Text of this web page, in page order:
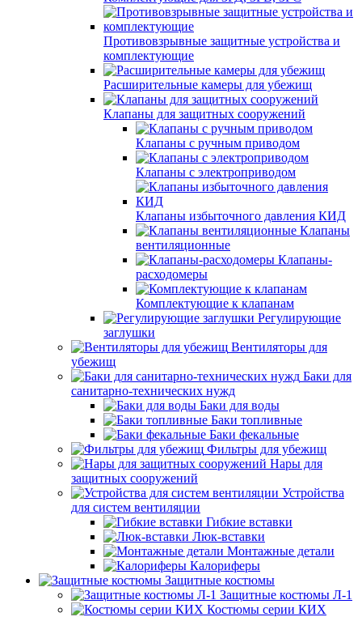
Противовзрывные защитные устройства и
комплектующие
Расширительные камеры для убежищ
Клапаны для защитных сооружений
Клапаны с ручным приводом
Клапаны с электроприводом
Клапаны избыточного давления КИД
Клапаны
вентиляционные
Клапаны-
расходомеры
Комплектующие к клапанам
Регулирующие
заглушки
Вентиляторы для
убежищ
Баки для
санитарно-технических нужд
Баки для воды
Баки топливные
Баки фекальные
Фильтры для убежищ
Нары для
защитных сооружений
Устройства
для систем вентиляции
Гибкие вставки
Люк-вставки
Монтажные детали
Калориферы
Защитные костюмы
Защитные костюмы Л-1
Костюмы серии КИХ